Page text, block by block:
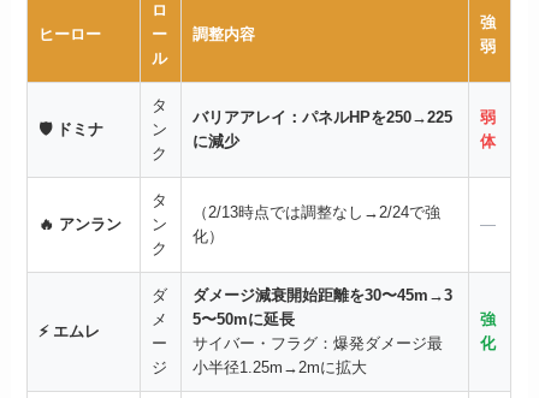
ヒーロー
ロ
ー
ル
調整内容
強
弱
🛡️ ドミナ
タ
ン
ク
バリアアレイ：パネルHPを250→225
に減少
弱
体
🔥 アンラン
タ
ン
ク
（2/13時点では調整なし→2/24で強
化）
—
⚡ エムレ
ダ
メ
ー
ジ
ダメージ減衰開始距離を30〜45m→3
5〜50mに延長
サイバー・フラグ：爆発ダメージ最
小半径1.25m→2mに拡大
強
化